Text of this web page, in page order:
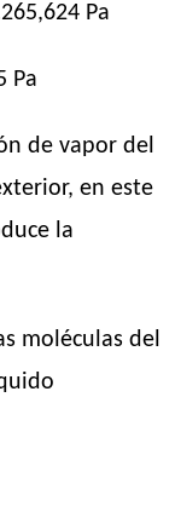
Pa
Pa
de vapor del
en este
la
moléculas del